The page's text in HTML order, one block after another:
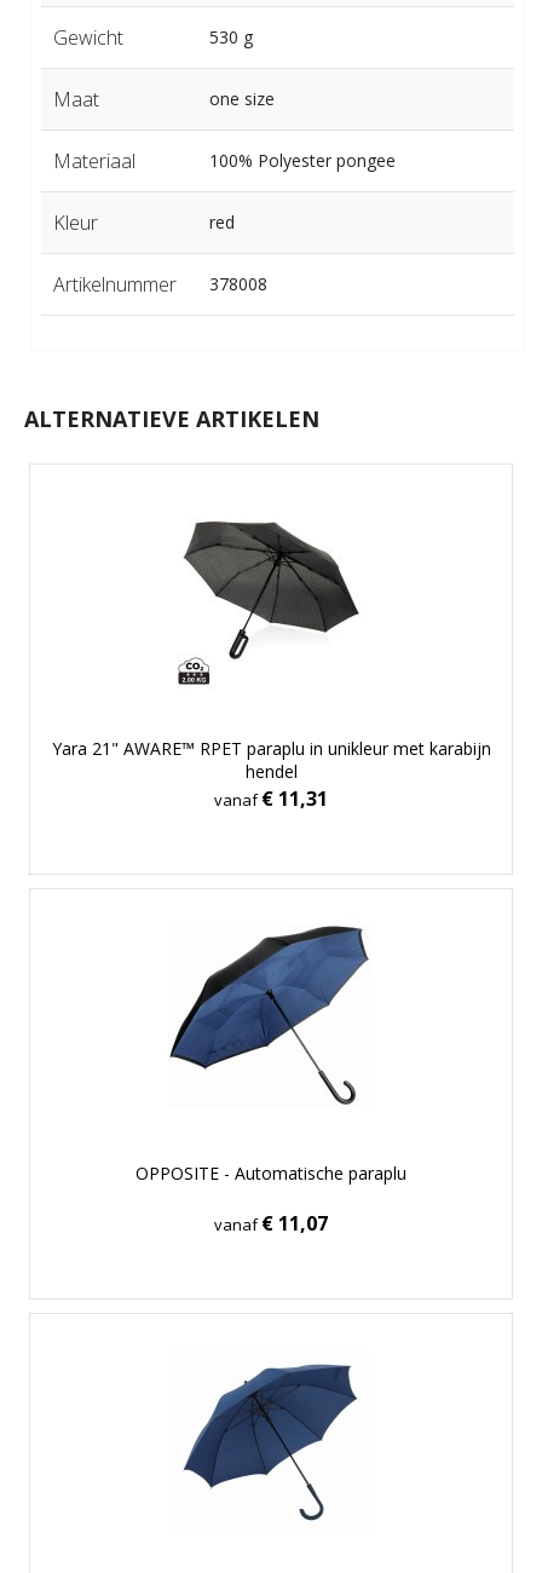
Gewicht 530 g
Maat one size
Materiaal 100% Polyester pongee
Kleur red
Artikelnummer 378008
ALTERNATIEVE ARTIKELEN
Yara 21" AWARE™ RPET paraplu in unikleur met karabijn
hendel
vanaf€ 11,31
OPPOSITE - Automatische paraplu
vanaf€ 11,07